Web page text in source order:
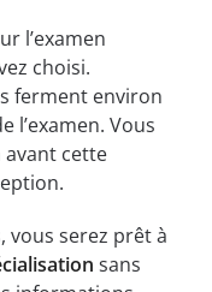
l’examen
choisi.
ferment environ
l’examen. Vous
avant cette
vous serez prêt à
sans